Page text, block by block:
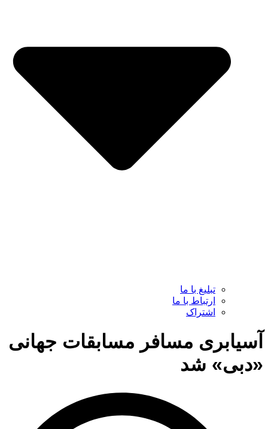
تبلیغ با ما
ارتباط با ما
اشتراک
آسیابری مسافر مسابقات جهانی
«دبی» شد